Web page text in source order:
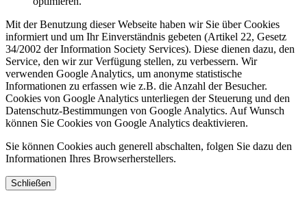
Mit der Benutzung dieser Webseite haben wir Sie über Cookies
informiert und um Ihr Einverständnis gebeten (Artikel 22, Gesetz
34/2002 der Information Society Services). Diese dienen dazu, den
Service, den wir zur Verfügung stellen, zu verbessern. Wir
verwenden Google Analytics, um anonyme statistische
Informationen zu erfassen wie z.B. die Anzahl der Besucher.
Cookies von Google Analytics unterliegen der Steuerung und den
Datenschutz-Bestimmungen von Google Analytics. Auf Wunsch
können Sie Cookies von Google Analytics deaktivieren.
Sie können Cookies auch generell abschalten, folgen Sie dazu den
Informationen Ihres Browserherstellers.
Schließen